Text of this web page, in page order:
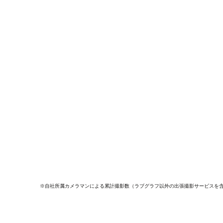
※自社所属カメラマンによる累計撮影数（ラブグラフ以外の出張撮影サービスを